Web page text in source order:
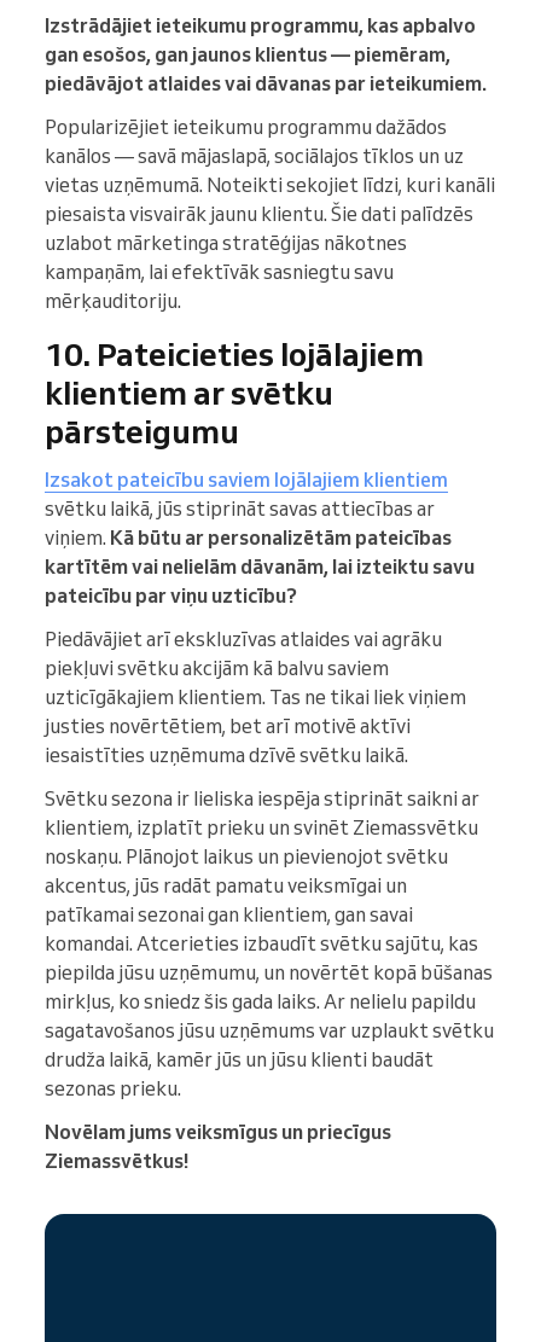
Izstrādājiet ieteikumu programmu, kas apbalvo
gan esošos, gan jaunos klientus — piemēram,
piedāvājot atlaides vai dāvanas par ieteikumiem.
Popularizējiet ieteikumu programmu dažādos
kanālos — savā mājaslapā, sociālajos tīklos un uz
vietas uzņēmumā. Noteikti sekojiet līdzi, kuri kanāli
piesaista visvairāk jaunu klientu. Šie dati palīdzēs
uzlabot mārketinga stratēģijas nākotnes
kampaņām, lai efektīvāk sasniegtu savu
mērķauditoriju.
10. Pateicieties lojālajiem
klientiem ar svētku
pārsteigumu
Izsakot pateicību saviem lojālajiem klientiem
svētku laikā, jūs stiprināt savas attiecības ar
viņiem. Kā būtu ar personalizētām pateicības
kartītēm vai nelielām dāvanām, lai izteiktu savu
pateicību par viņu uzticību?
Piedāvājiet arī ekskluzīvas atlaides vai agrāku
piekļuvi svētku akcijām kā balvu saviem
uzticīgākajiem klientiem. Tas ne tikai liek viņiem
justies novērtētiem, bet arī motivē aktīvi
iesaistīties uzņēmuma dzīvē svētku laikā.
Svētku sezona ir lieliska iespēja stiprināt saikni ar
klientiem, izplatīt prieku un svinēt Ziemassvētku
noskaņu. Plānojot laikus un pievienojot svētku
akcentus, jūs radāt pamatu veiksmīgai un
patīkamai sezonai gan klientiem, gan savai
komandai. Atcerieties izbaudīt svētku sajūtu, kas
piepilda jūsu uzņēmumu, un novērtēt kopā būšanas
mirkļus, ko sniedz šis gada laiks. Ar nelielu papildu
sagatavošanos jūsu uzņēmums var uzplaukt svētku
drudža laikā, kamēr jūs un jūsu klienti baudāt
sezonas prieku.
Novēlam jums veiksmīgus un priecīgus
Ziemassvētkus!